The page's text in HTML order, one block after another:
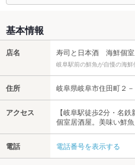
基本情報
店名 寿司と日本酒 海鮮個
岐阜駅前の鮮魚が自慢の海
住所 岐阜県岐阜市住田町２
アクセス
【岐阜駅徒歩2分・名
個室居酒屋。美味い鮮魚
電話 電話番号を表示する